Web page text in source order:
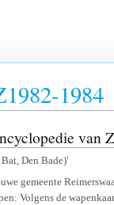
1984
van
Den Bade)'
gemeente
Volgens de